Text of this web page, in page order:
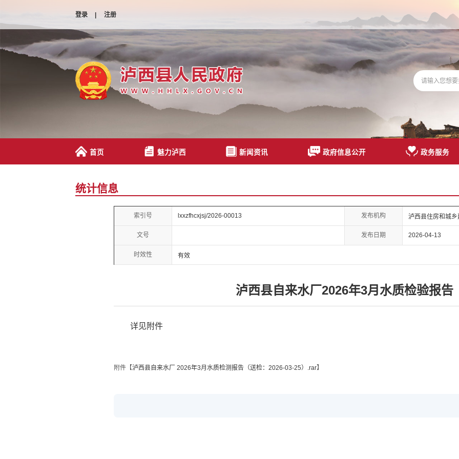
登录 | 注册
首页 魅力泸西 新闻资讯 政府信息公开 政务服务
统计信息
索引号 lxxzfhcxjsj/2026-00013 发布机构 泸西县住房和城乡
文号 发布日期 2026-04-13
时效性 有效
泸西县自来水厂2026年3月水质检验报告
详见附件
附件【泸西县自来水厂 2026年3月水质检测报告（送检：2026-03-25）.rar】